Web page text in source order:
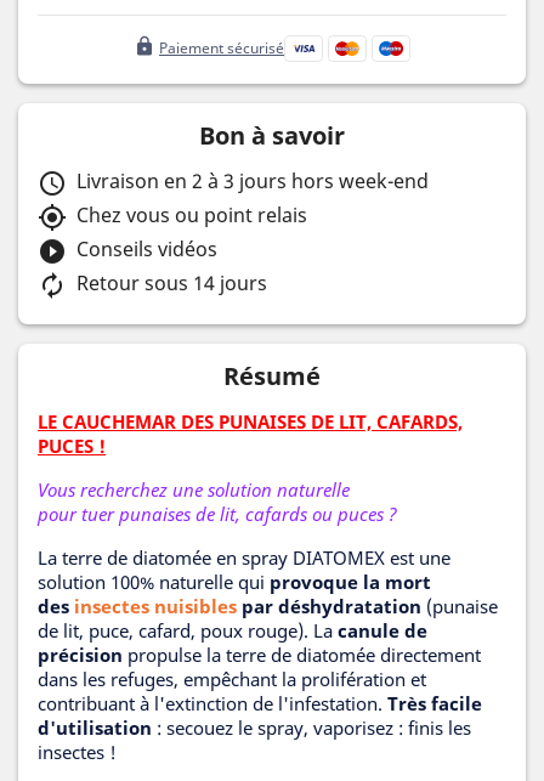
lock Paiement sécurisé
Bon à savoir
schedule Livraison en 2 à 3 jours hors week-end
my_location Chez vous ou point relais
play_circle_filled Conseils vidéos
autorenew Retour sous 14 jours
Résumé
LE CAUCHEMAR DES PUNAISES DE LIT, CAFARDS,
PUCES !
Vous recherchez une solution naturelle
pour tuer punaises de lit, cafards ou puces ?
La terre de diatomée en spray DIATOMEX est une
solution 100% naturelle qui provoque la mort
des insectes nuisibles par déshydratation (punaise
de lit, puce, cafard, poux rouge). La canule de
précision propulse la terre de diatomée directement
dans les refuges, empêchant la prolifération et
contribuant à l'extinction de l'infestation. Très facile
d'utilisation : secouez le spray, vaporisez : finis les
insectes !